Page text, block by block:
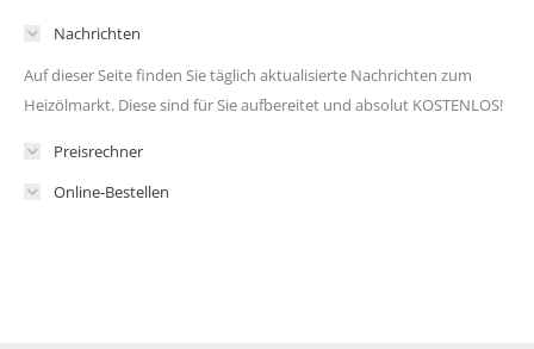
Nachrichten
Auf dieser Seite finden Sie täglich aktualisierte Nachrichten zum
Heizölmarkt. Diese sind für Sie aufbereitet und absolut KOSTENLOS!
Preisrechner
Online-Bestellen